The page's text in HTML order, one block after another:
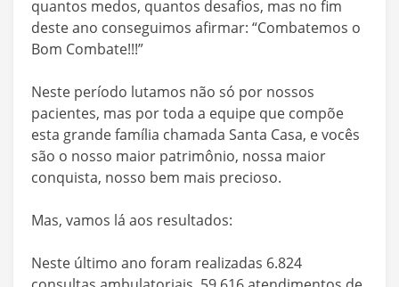
quantos medos, quantos desafios, mas no fim
deste ano conseguimos afirmar: “Combatemos o
Bom Combate!!!”
Neste período lutamos não só por nossos
pacientes, mas por toda a equipe que compõe
esta grande família chamada Santa Casa, e vocês
são o nosso maior patrimônio, nossa maior
conquista, nosso bem mais precioso.
Mas, vamos lá aos resultados:
Neste último ano foram realizadas 6.824